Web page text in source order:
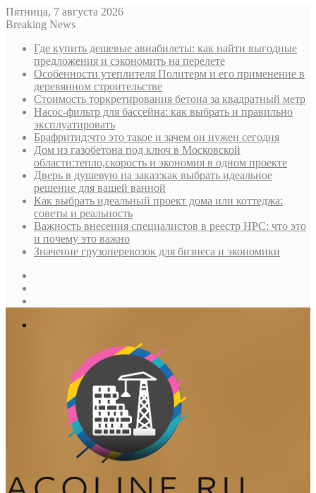
Пятница, 7 августа 2026
Breaking News
Где купить дешевые авиабилеты: как найти выгодные
предложения и сэкономить на перелете
Особенности утеплителя Политерм и его применение в
деревянном строительстве
Стоимость торкретирования бетона за квадратный метр
Насос-фильтр для бассейна: как выбрать и правильно
эксплуатировать
Брафритид:что это такое и зачем он нужен сегодня
Дом из газобетона под ключ в Московской
области:тепло,скорость и экономия в одном проекте
Дверь в душевую на заказ:как выбрать идеальное
решение для вашей ванной
Как выбрать идеальный проект дома или коттеджа:
советы и реальность
Важность внесения специалистов в реестр НРС: что это
и почему это важно
Значение грузоперевозок для бизнеса и экономики